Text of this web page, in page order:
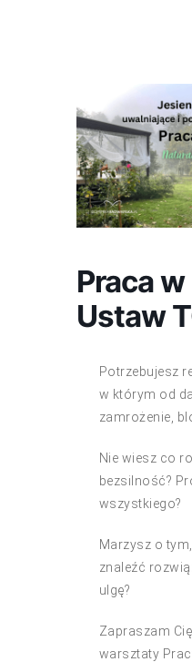
Praca
Ustaw
Potrzebujesz
w którym od
zamrożenie,
Nie wiesz co
bezsilność?
wszystkiego?
Marzysz o
znaleźć
ulgę?
Zapraszam
warsztaty